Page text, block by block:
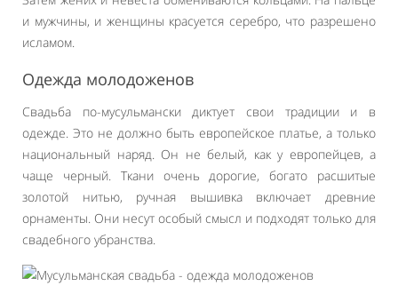
и мужчины, и женщины красуется серебро, что разрешено
исламом.
Одежда молодоженов
Свадьба по-мусульмански диктует свои традиции и в
одежде. Это не должно быть европейское платье, а только
национальный наряд. Он не белый, как у европейцев, а
чаще черный. Ткани очень дорогие, богато расшитые
золотой нитью, ручная вышивка включает древние
орнаменты. Они несут особый смысл и подходят только для
свадебного убранства.